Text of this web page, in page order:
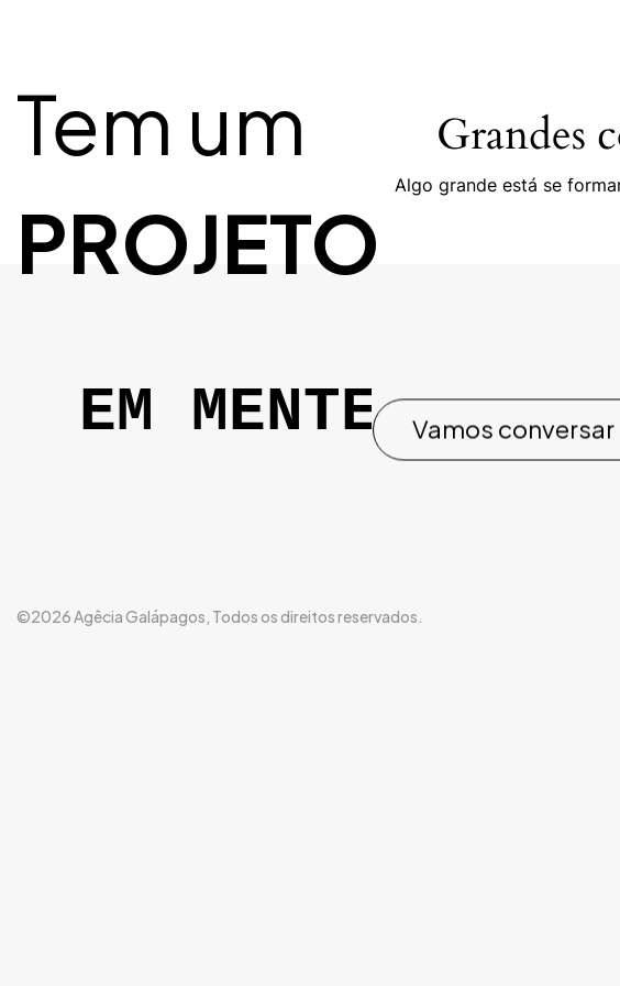
Grandes
Algo grande está se
Tem um
PROJETO
EM MENTE?Vamos conversar
©2026 Agêcia Galápagos, Todos os direitos reservados.